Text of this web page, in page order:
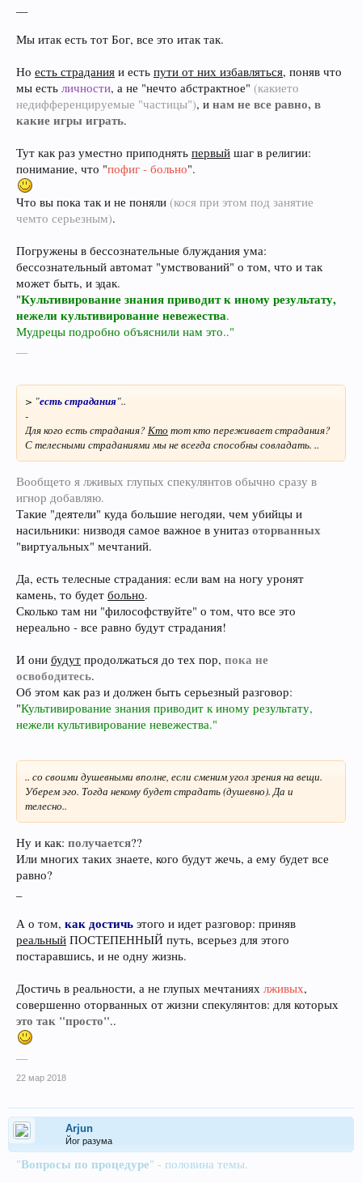
Мы итак есть тот Бог, все это итак так.
Но есть страдания и есть пути от них избавляться, поняв что
мы есть личности, а не "нечто абстрактное" (какието
недифференцируемые "частицы"), и нам не все равно, в
какие игры играть.
Тут как раз уместно приподнять первый шаг в религии:
понимание, что "пофиг - больно".
Что вы пока так и не поняли (кося при этом под занятие
чемто серьезным).
Погружены в бессознательные блуждания ума:
бессознательный автомат "умствований" о том, что и так
может быть, и эдак.
"Культивирование знания приводит к иному результату,
нежели культивирование невежества.
Мудрецы подробно объяснили нам это.."
> "есть страдания"..
-
Для кого есть страдания?Кто тот кто переживает страдания?
С телесными страданиями мы не всегда способны совладать. ..
Вообщето я лживых глупых спекулянтов обычно сразу в
игнор добавляю.
Такие "деятели" куда большие негодяи, чем убийцы и
насильники: низводя самое важное в унитаз оторванных
"виртуальных" мечтаний.
Да, есть телесные страдания: если вам на ногу уронят
камень, то будет больно.
Сколько там ни "философствуйте" о том, что все это
нереально - все равно будут страдания!
И они будут продолжаться до тех пор, пока не
освободитесь.
Об этом как раз и должен быть серьезный разговор:
"Культивирование знания приводит к иному результату,
нежели культивирование невежества."
.. со своими душевными вполне, если сменим угол зрения на вещи.
Уберем эго. Тогда некому будет страдать (душевно). Да и
телесно..
Ну и как: получается??
Или многих таких знаете, кого будут жечь, а ему будет все
равно?
А о том, как достичь этого и идет разговор: приняв
реальный ПОСТЕПЕННЫЙ путь, всерьез для этого
постаравшись, и не одну жизнь.
Достичь в реальности, а не глупых мечтаниях лживых,
совершенно оторванных от жизни спекулянтов: для которых
это так "просто"..
22 мар 2018
Arjun
Йог разума
"Вопросы по процедуре" - половина темы.